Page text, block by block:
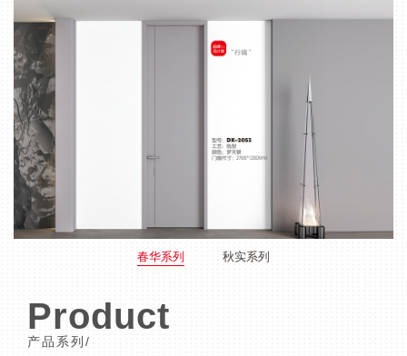
春华系列 秋实系列
Product
产品系列/